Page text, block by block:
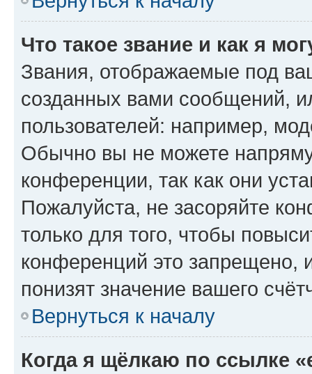
Что такое звание и как я
Звания, отображаемые под
созданных вами сообщений,
пользователей: например,
Обычно вы не можете
конференции, так как они
Пожалуйста, не засоряйте
только для того, чтобы
конференций это запрещено,
понизят значение вашего
Вернуться к началу
Когда я щёлкаю по ссылке